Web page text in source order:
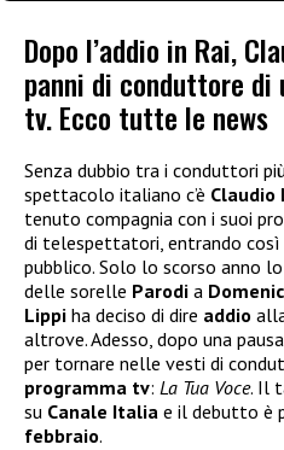
Dopo l’addio in Rai,
panni di conduttore di
tv. Ecco tutte le news
Senza dubbio tra i conduttori
spettacolo italiano c’è Claudio
tenuto compagnia con i suoi
di telespettatori, entrando così
pubblico. Solo lo scorso anno
delle sorelle Parodi a
Lippi ha deciso di dire addio
altrove. Adesso, dopo una
per tornare nelle vesti di
programma tv: La Tua Voce. Il
su Canale Italia e il debutto è
febbraio.